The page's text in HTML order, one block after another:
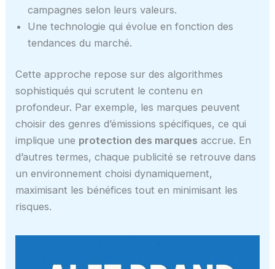
campagnes selon leurs valeurs.
Une technologie qui évolue en fonction des
tendances du marché.
Cette approche repose sur des algorithmes
sophistiqués qui scrutent le contenu en
profondeur. Par exemple, les marques peuvent
choisir des genres d’émissions spécifiques, ce qui
implique une protection des marques accrue. En
d’autres termes, chaque publicité se retrouve dans
un environnement choisi dynamiquement,
maximisant les bénéfices tout en minimisant les
risques.